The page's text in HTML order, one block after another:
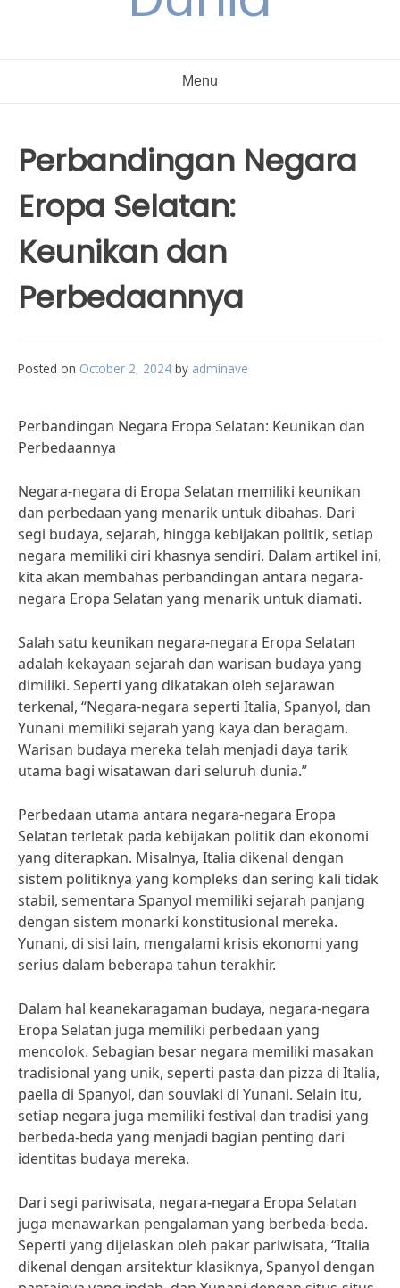
Menu
Perbandingan Negara
Eropa Selatan:
Keunikan dan
Perbedaannya
Posted on October 2, 2024 by adminave
Perbandingan Negara Eropa Selatan: Keunikan dan
Perbedaannya
Negara-negara di Eropa Selatan memiliki keunikan
dan perbedaan yang menarik untuk dibahas. Dari
segi budaya, sejarah, hingga kebijakan politik, setiap
negara memiliki ciri khasnya sendiri. Dalam artikel ini,
kita akan membahas perbandingan antara negara-
negara Eropa Selatan yang menarik untuk diamati.
Salah satu keunikan negara-negara Eropa Selatan
adalah kekayaan sejarah dan warisan budaya yang
dimiliki. Seperti yang dikatakan oleh sejarawan
terkenal, “Negara-negara seperti Italia, Spanyol, dan
Yunani memiliki sejarah yang kaya dan beragam.
Warisan budaya mereka telah menjadi daya tarik
utama bagi wisatawan dari seluruh dunia.”
Perbedaan utama antara negara-negara Eropa
Selatan terletak pada kebijakan politik dan ekonomi
yang diterapkan. Misalnya, Italia dikenal dengan
sistem politiknya yang kompleks dan sering kali tidak
stabil, sementara Spanyol memiliki sejarah panjang
dengan sistem monarki konstitusional mereka.
Yunani, di sisi lain, mengalami krisis ekonomi yang
serius dalam beberapa tahun terakhir.
Dalam hal keanekaragaman budaya, negara-negara
Eropa Selatan juga memiliki perbedaan yang
mencolok. Sebagian besar negara memiliki masakan
tradisional yang unik, seperti pasta dan pizza di Italia,
paella di Spanyol, dan souvlaki di Yunani. Selain itu,
setiap negara juga memiliki festival dan tradisi yang
berbeda-beda yang menjadi bagian penting dari
identitas budaya mereka.
Dari segi pariwisata, negara-negara Eropa Selatan
juga menawarkan pengalaman yang berbeda-beda.
Seperti yang dijelaskan oleh pakar pariwisata, “Italia
dikenal dengan arsitektur klasiknya, Spanyol dengan